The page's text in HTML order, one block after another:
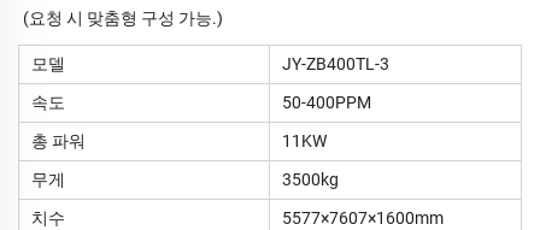
(요청 시 맞춤형 구성 가능.)
모델
JY-ZB400TL-3
속도
50-400PPM
총 파워
11KW
무게
3500kg
치수
5577×7607×1600mm